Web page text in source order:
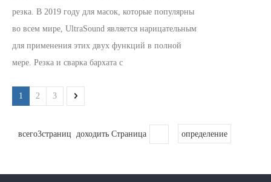
резка. В 2019 году для масок, которые популярны
во всем мире, UltraSound является нарицательным
для применения этих двух функций в полной
мере. Резка и сварка бархата c
1 2 3
всего3страниц доходить Страница определение